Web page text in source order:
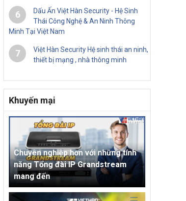
6
Dấu Ấn Việt Hàn Security - Hệ Sinh
Thái Công Nghệ & An Ninh Thông
Minh Tại Việt Nam
7
Việt Hàn Security Hệ sinh thái an ninh,
thiết bị mạng , nhà thông minh
Khuyến mại
Chuyên nghiệp hơn với những tính
năng Tổng đài IP Grandstream
mang đến